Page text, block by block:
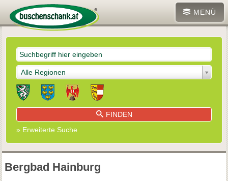
MENÜ
Alle Regionen
FINDEN
» Erweiterte Suche
Bergbad Hainburg